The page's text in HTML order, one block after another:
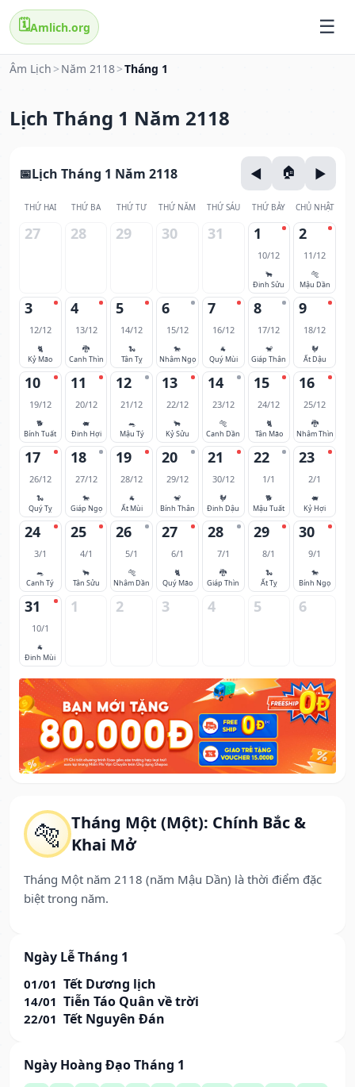
🗓️Amlich.org
Âm Lịch > Năm 2118>Tháng 1
Lịch Tháng 1 Năm 2118
🐅 Tháng Một (Một): Chính Bắc &
Khai Mở
Tháng Một năm 2118 (năm Mậu Dần) là thời điểm đặc
biệt trong năm.
Ngày Lễ Tháng 1
01/01 Tết Dương lịch
14/01 Tiễn Táo Quân về trời
22/01 Tết Nguyên Đán
Ngày Hoàng Đạo Tháng 1
Lịch Tháng 1 Năm 2118
THỨ HAI THỨ BA THỨ TƯ THỨ NĂM THỨ SÁU THỨ BẢY CHỦ NHẬT
27 28 29 30 31 1
10/12
🐂
Đinh Sửu
2
11/12
🐅
Mậu Dần
3
12/12
🐈
Kỷ Mão
4
13/12
🐉
Canh Thìn
5
14/12
🐍
Tân Tỵ
6
15/12
🐎
Nhâm Ngọ
7
16/12
🐐
Quý Mùi
8
17/12
🐒
Giáp Thân
9
18/12
🐓
Ất Dậu
10
19/12
🐕
Bính Tuất
11
20/12
🐖
Đinh Hợi
12
21/12
🐀
Mậu Tý
13
22/12
🐂
Kỷ Sửu
14
23/12
🐅
Canh Dần
15
24/12
🐈
Tân Mão
16
25/12
🐉
Nhâm Thìn
17
26/12
🐍
Quý Tỵ
18
27/12
🐎
Giáp Ngọ
19
28/12
🐐
Ất Mùi
20
29/12
🐒
Bính Thân
21
30/12
🐓
Đinh Dậu
22
1/1
🐕
Mậu Tuất
23
2/1
🐖
Kỷ Hợi
24
3/1
🐀
Canh Tý
25
4/1
🐂
Tân Sửu
26
5/1
🐅
Nhâm Dần
27
6/1
🐈
Quý Mão
28
7/1
🐉
Giáp Thìn
29
8/1
🐍
Ất Tỵ
30
9/1
🐎
Bính Ngọ
31
10/1
🐐
Đinh Mùi
1 2 3 4 5 6